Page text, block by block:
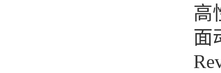
高
面